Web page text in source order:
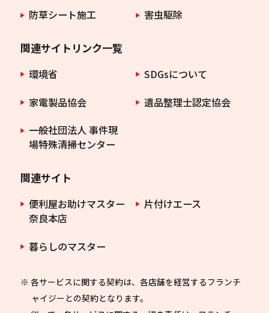
防草シート施工
害虫駆除
関連サイトリンク一覧
環境省
SDGsについて
家電製品協会
遺品整理士認定協会
一般社団法人 事件現
場特殊清掃センター
関連サイト
便利屋お助けマスター
奈良本店
片付けエース
暮らしのマスター
※ 各サービスに関する契約は、各店舗を経営するフランチ
ャイジーとの契約となります。